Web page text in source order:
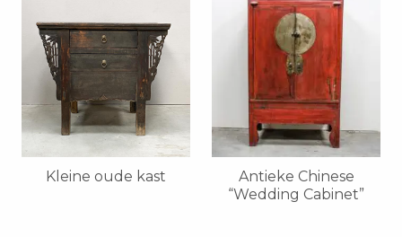
Kleine oude kast
Antieke Chinese
“Wedding Cabinet”